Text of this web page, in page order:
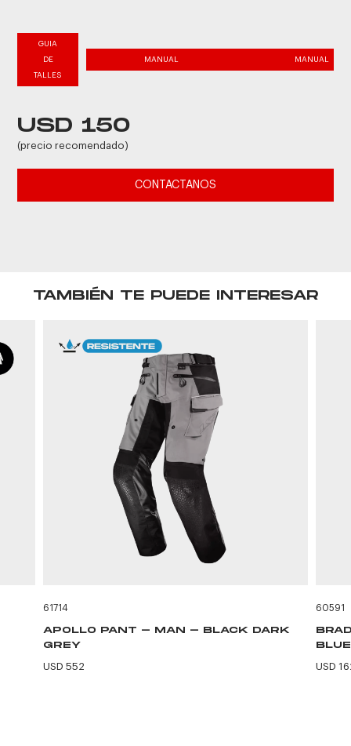
GUIA
DE
TALLES
MANUAL MANUAL
USD 150
(precio recomendado)
CONTACTANOS
TAMBIÉN TE PUEDE INTERESAR
61714
APOLLO PANT - MAN - BLACK DARK
GREY
USD 552
60591
BLUE
USD